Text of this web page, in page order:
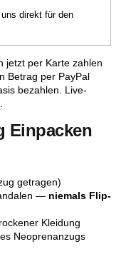
direkt für den
jetzt per Karte zahlen
Betrag per PayPal
bezahlen. Live-
Einpacken
getragen)
— niemals Flip-
Kleidung
Neoprenanzugs